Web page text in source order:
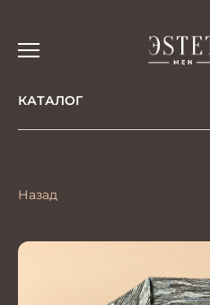
КАТАЛОГ
Назад